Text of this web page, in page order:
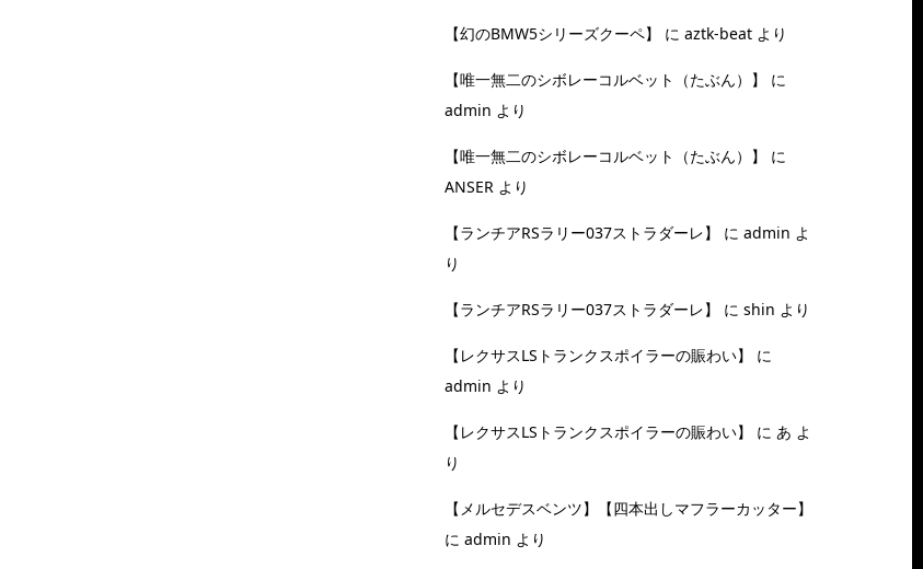
【幻のBMW5シリーズクーペ】 に aztk-beat より
【唯一無二のシボレーコルベット（たぶん）】
に
admin より
【唯一無二のシボレーコルベット（たぶん）】
に
ANSER より
【ランチアRSラリー037ストラダーレ】 に admin よ
り
【ランチアRSラリー037ストラダーレ】 に shin より
【レクサスLSトランクスポイラーの賑わい】
に
admin より
【レクサスLSトランクスポイラーの賑わい】 に あ よ
り
【メルセデスベンツ】【四本出しマフラーカッター】
に admin より